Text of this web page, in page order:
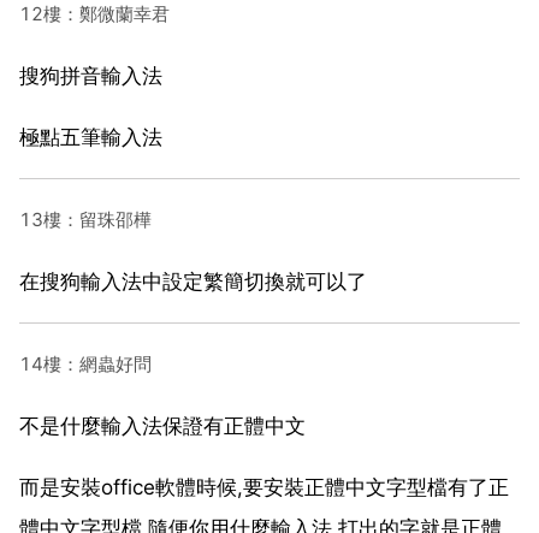
12樓：鄭微蘭幸君
搜狗拼音輸入法
極點五筆輸入法
13樓：留珠邵樺
在搜狗輸入法中設定繁簡切換就可以了
14樓：網蟲好問
不是什麼輸入法保證有正體中文
而是安裝office軟體時候,要安裝正體中文字型檔有了正
體中文字型檔,隨便你用什麼輸入法,打出的字就是正體